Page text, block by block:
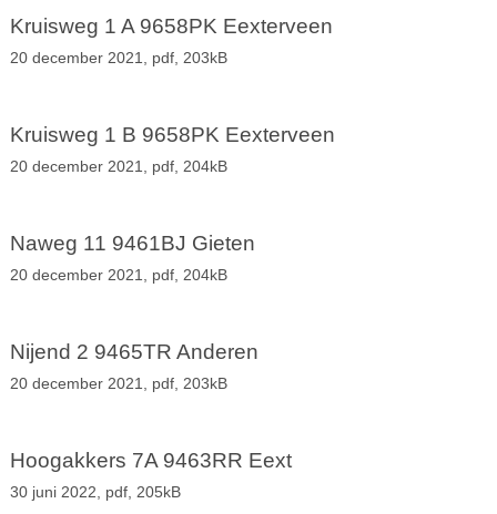
Kruisweg 1 A 9658PK Eexterveen
20 december 2021, pdf, 203kB
Kruisweg 1 B 9658PK Eexterveen
20 december 2021, pdf, 204kB
Naweg 11 9461BJ Gieten
20 december 2021, pdf, 204kB
Nijend 2 9465TR Anderen
20 december 2021, pdf, 203kB
Hoogakkers 7A 9463RR Eext
30 juni 2022, pdf, 205kB